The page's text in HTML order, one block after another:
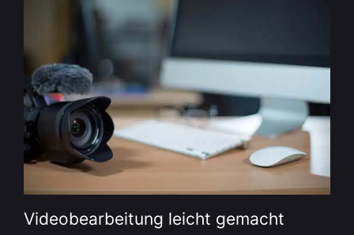
Videobearbeitung leicht gemacht